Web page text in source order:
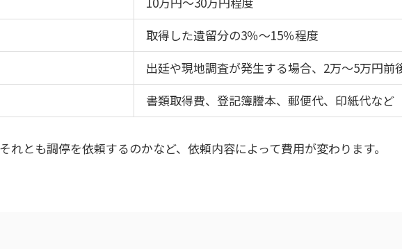
取得した遺留分の3％～15％程度
出廷や現地調査が発生する場合、 2万～5万円前
書類取得費、登記簿謄本、郵便代、印紙代など
とも調停を依頼するのかなど、依頼内容によって費用が変わります。